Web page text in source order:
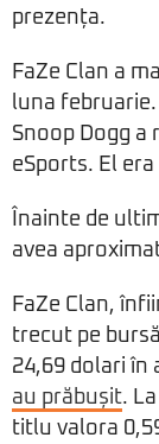
prezența.
FaZe Clan a
luna
Snoop Dogg
eSports. El
Înainte de
avea
FaZe Clan,
trecut pe
24,69 dolari în
au prăbușit.
titlu valora